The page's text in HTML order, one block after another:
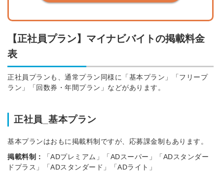
【正社員プラン】マイナビバイトの掲載料金
表
正社員プランも、通常プラン同様に「基本プラン」「フリープ
ラン」「回数券・年間プラン」などがあります。
正社員_基本プラン
基本プランはおもに掲載料制ですが、応募課金制もあります。
掲載料制：
「ADプレミアム」「ADスーパー」「ADスタンダー
ドプラス」「ADスタンダード」「ADライト」